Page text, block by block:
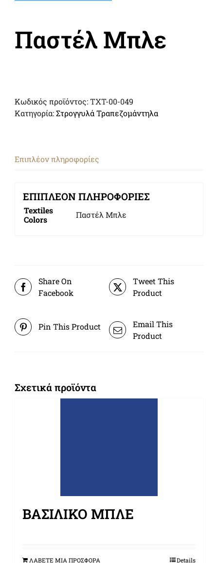
Παστέλ Μπλε
Κωδικός προϊόντος:TXT-00-049
Κατηγορία:Στρογγυλά Τραπεζομάντηλα
Επιπλέον πληροφορίες
ΕΠΙΠΛΈΟΝ ΠΛΗΡΟΦΟΡΊΕΣ
Textiles
Colors
Παστέλ Μπλε
Share On
Facebook
Tweet This
Product
Pin This Product
Email This
Product
Σχετικά προϊόντα
ΒΑΣΙΛΙΚΌ ΜΠΛΕ
ΛΑΒΕΤΕ ΜΙΑ ΠΡΟΣΦΟΡΑ Details